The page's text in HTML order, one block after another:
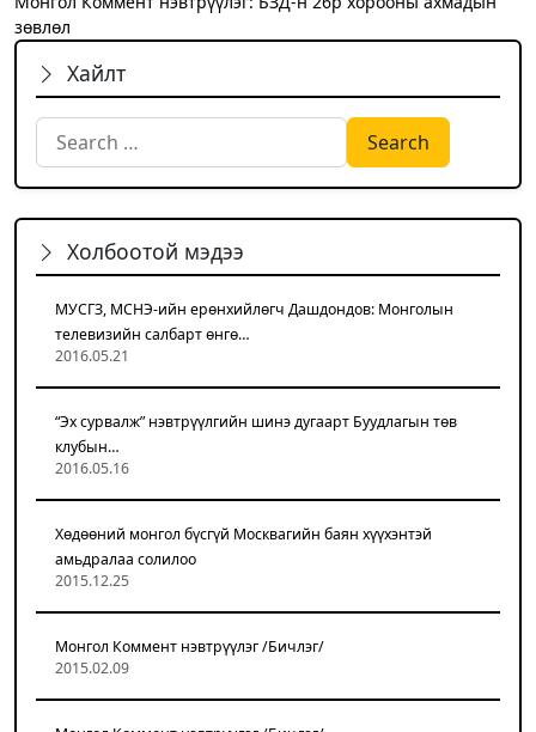
зөвлөл
Хайлт
Search for:
Холбоотой мэдээ
МУСГЗ, МСНЭ-ийн ерөнхийлөгч Дашдондов: Монголын
телевизийн салбарт өнгө…
2016.05.21
“Эх сурвалж” нэвтрүүлгийн шинэ дугаарт Буудлагын төв
клубын…
2016.05.16
Хөдөөний монгол бүсгүй Москвагийн баян хүүхэнтэй
амьдралаа солилоо
2015.12.25
Монгол Коммент нэвтрүүлэг /Бичлэг/
2015.02.09